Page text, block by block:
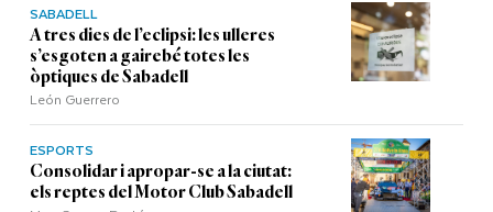
SABADELL
A tres dies de l’eclipsi: les ulleres
s’esgoten a gairebé totes les
òptiques de Sabadell
León Guerrero
ESPORTS
Consolidar i apropar-se a la ciutat:
els reptes del Motor Club Sabadell